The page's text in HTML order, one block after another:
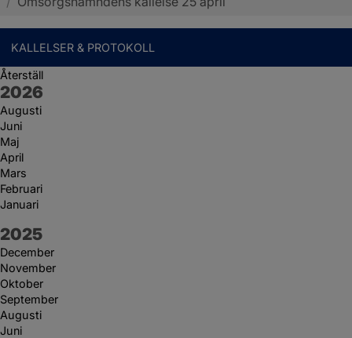
KALLELSER & PROTOKOLL
Återställ
År:
2026
Augusti
Juni
Maj
April
Mars
Februari
Januari
År:
2025
December
November
Oktober
September
Augusti
Juni